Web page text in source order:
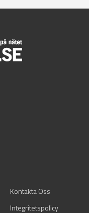
Kontakta Oss
Integritetspolicy